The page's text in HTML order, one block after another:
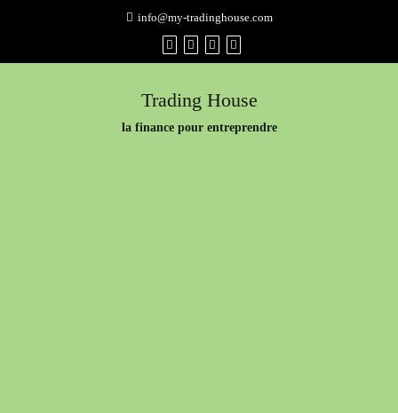
info@my-tradinghouse.com
Trading House
la finance pour entreprendre